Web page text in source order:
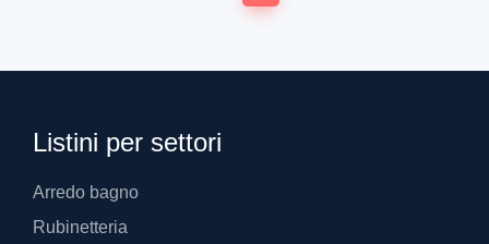
Listini per settori
Arredo bagno
Rubinetteria